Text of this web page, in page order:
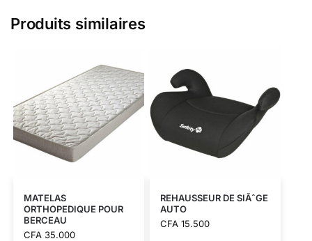
Produits similaires
MATELAS
ORTHOPEDIQUE POUR
BERCEAU
CFA35.000
REHAUSSEUR DE SIÃˆGE
AUTO
CFA15.500